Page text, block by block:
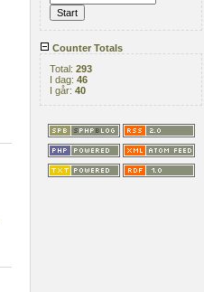
Counter Totals
Total: 293
I dag: 46
I går: 40